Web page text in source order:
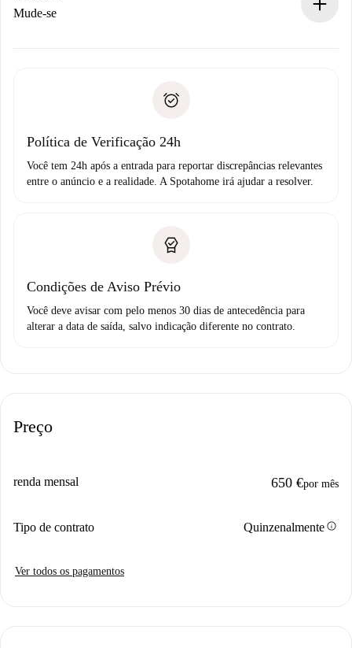
Se recusada: não cobraremos nada e ofereceremos
Débito direto bancário
Mude-se
não comunicar nenhum problema.
Política de Verificação 24h
Você tem 24h após a entrada para reportar discrepâncias relevantes
entre o anúncio e a realidade. A Spotahome irá ajudar a resolver.
Condições de Aviso Prévio
Você deve avisar com pelo menos 30 dias de antecedência para
alterar a data de saída, salvo indicação diferente no contrato.
Preço
renda mensal 650 €por mês
Tipo de contrato Quinzenalmenteinfo
Ver todos os pagamentos